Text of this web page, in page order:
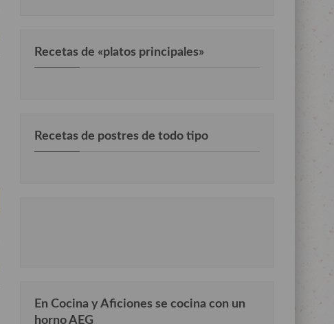
Recetas de «platos principales»
Recetas de postres de todo tipo
En Cocina y Aficiones se cocina con un
horno AEG